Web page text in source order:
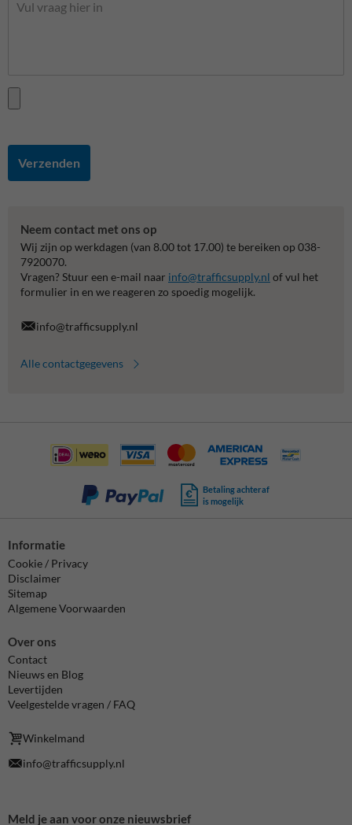
Verzenden
Neem contact met ons op
Wij zijn op werkdagen (van 8.00 tot 17.00) te bereiken op 038-
7920070.
Vragen? Stuur een e-mail naar info@trafficsupply.nl of vul het
formulier in en we reageren zo spoedig mogelijk.
info@trafficsupply.nl
Alle contactgegevens
Betaling achteraf
is mogelijk
Informatie
Cookie / Privacy
Disclaimer
Sitemap
Algemene Voorwaarden
Over ons
Contact
Nieuws en Blog
Levertijden
Veelgestelde vragen / FAQ
Winkelmand
info@trafficsupply.nl
Meld je aan voor onze nieuwsbrief